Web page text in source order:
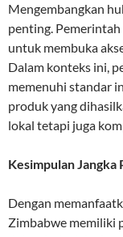
Mengembangkan
penting.
untuk membuka
Dalam konteks ini,
memenuhi standar
produk yang
lokal tetapi juga
Kesimpulan Jangka
Dengan
Zimbabwe memiliki